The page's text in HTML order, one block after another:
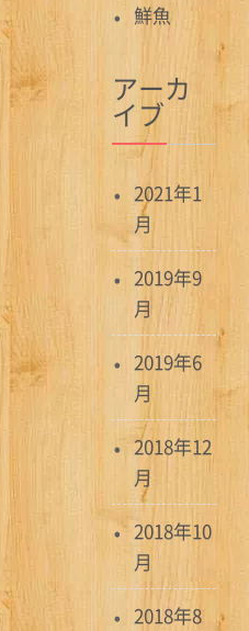
鮮魚
アーカ
イブ
2021年1
月
2019年9
月
2019年6
月
2018年12
月
2018年10
月
2018年8